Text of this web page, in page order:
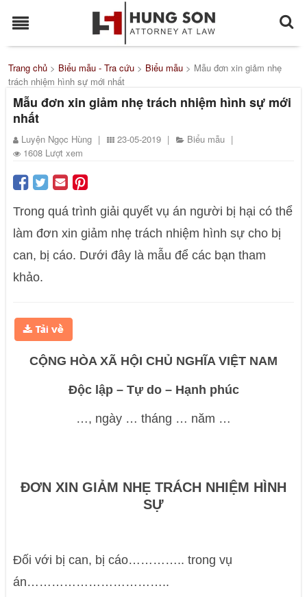
Trang chủ > Biểu mẫu - Tra cứu > Biểu mẫu > Mẫu đơn xin giảm nhẹ
trách nhiệm hình sự mới nhất
Mẫu đơn xin giảm nhẹ trách nhiệm hình sự mới
nhất
Luyện Ngọc Hùng | 23-05-2019 | Biểu mẫu |
1608 Lượt xem
Trong quá trình giải quyết vụ án người bị hại có thể
làm đơn xin giảm nhẹ trách nhiệm hình sự cho bị
can, bị cáo. Dưới đây là mẫu để các bạn tham
khảo.
CỘNG HÒA XÃ HỘI CHỦ NGHĨA VIỆT NAM
Độc lập – Tự do – Hạnh phúc
…, ngày … tháng … năm …
ĐƠN XIN GIẢM NHẸ TRÁCH NHIỆM HÌNH
SỰ
Đối với bị can, bị cáo………….. trong vụ
án……………………………..